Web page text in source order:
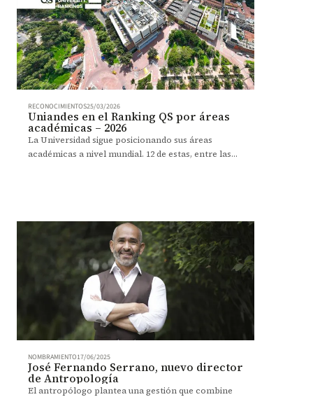
RECONOCIMIENTOS25/03/2026
Uniandes en el Ranking QS por áreas
académicas – 2026
La Universidad sigue posicionando sus áreas
académicas a nivel mundial. 12 de estas, entre las
NOMBRAMIENTO17/06/2025
José Fernando Serrano, nuevo director
de Antropología
El antropólogo plantea una gestión que combine